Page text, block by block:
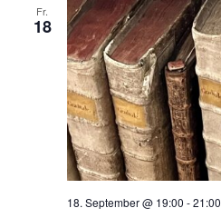
Fr.
18
18. September @ 19:00 -21:00